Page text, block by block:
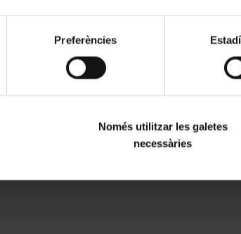
Preferències
Només utilitzar les galetes
necessàries
MENÚ PEU 1
Legal notice